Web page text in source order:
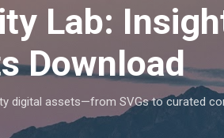
Lab:
Download
digital assets—from SVGs to curated